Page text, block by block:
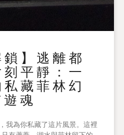
鎖】逃離都
平靜：一
藏菲林幻
魂
我為你私藏了這片風景。這裡